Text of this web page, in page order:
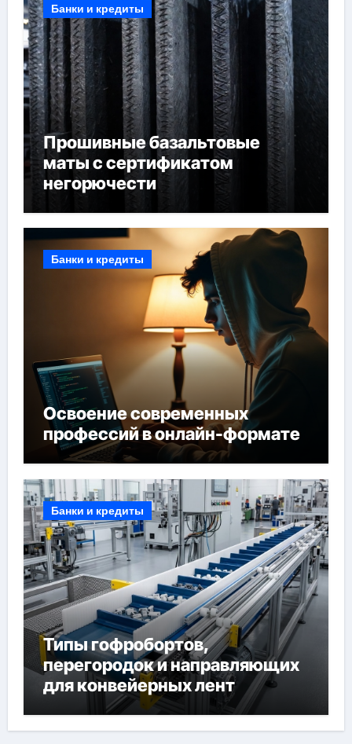
Банки и кредиты
Прошивные базальтовые
маты с сертификатом
негорючести
Банки и кредиты
Освоение современных
профессий в онлайн-формате
Банки и кредиты
Типы гофробортов,
перегородок и направляющих
для конвейерных лент